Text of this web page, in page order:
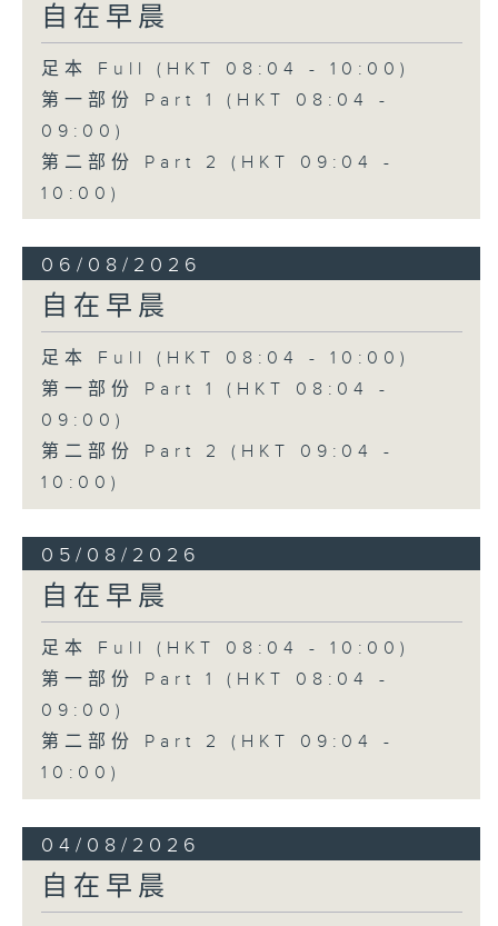
自在早晨
足本 Full (HKT 08:04 - 10:00)
第一部份 Part 1 (HKT 08:04 -
09:00)
第二部份 Part 2 (HKT 09:04 -
10:00)
06/08/2026
自在早晨
足本 Full (HKT 08:04 - 10:00)
第一部份 Part 1 (HKT 08:04 -
09:00)
第二部份 Part 2 (HKT 09:04 -
10:00)
05/08/2026
自在早晨
足本 Full (HKT 08:04 - 10:00)
第一部份 Part 1 (HKT 08:04 -
09:00)
第二部份 Part 2 (HKT 09:04 -
10:00)
04/08/2026
自在早晨